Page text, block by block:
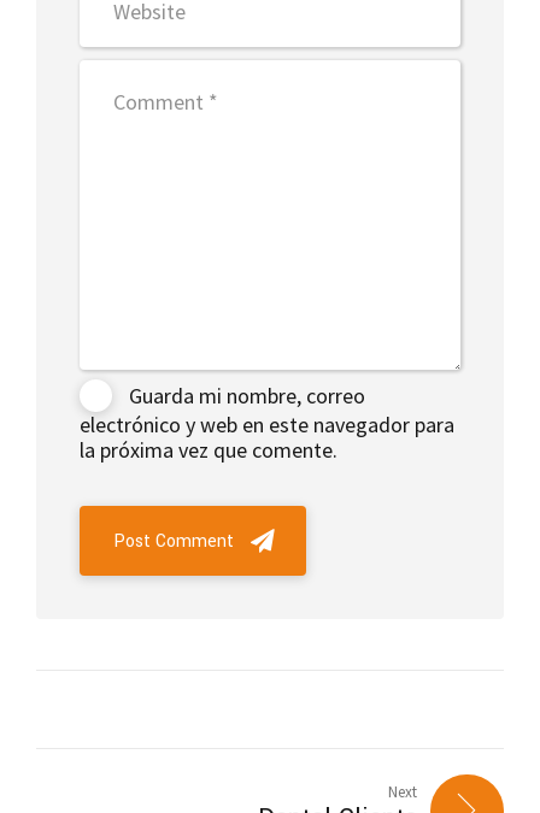
Guarda mi nombre, correo
electrónico y web en este navegador para
la próxima vez que comente.
Post Comment
Next